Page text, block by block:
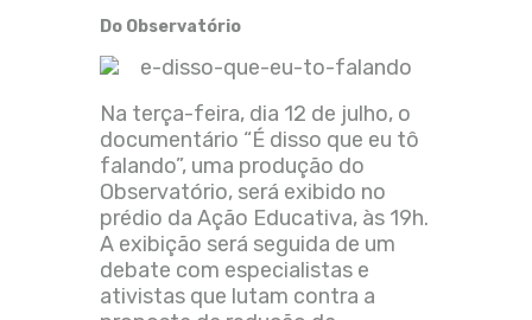
Do Observatório
Na terça-feira, dia 12 de julho, o
documentário “É disso que eu tô
falando”, uma produção do
Observatório, será exibido no
prédio da Ação Educativa, às 19h.
A exibição será seguida de um
debate com especialistas e
ativistas que lutam contra a